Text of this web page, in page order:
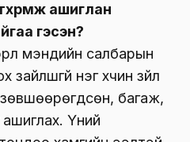
ашиглан
гэсэн?
мэндийн салбарын
нэг хүчин зүйл
зөвшөөрөгдсөн, багаж,
Үүний